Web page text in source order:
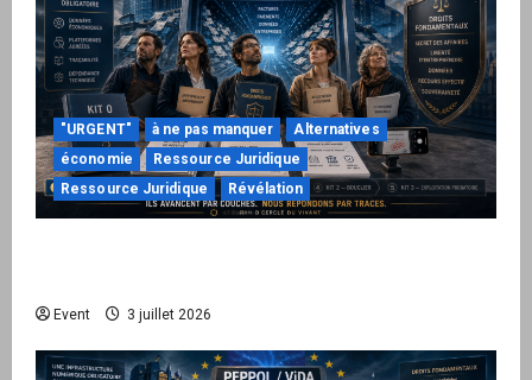
"URGENT" à ne pas manquer
Alternatives
économie
Ressource Juridique
Ressource Juridique
Révélation
Event 3 juillet 2026